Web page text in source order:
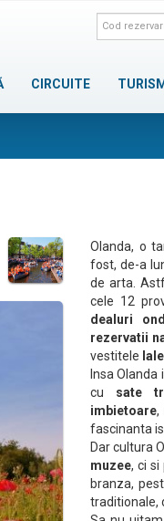
CIRCUITE
Olanda, o
fost, de-a
de arta.
cele 12
dealuri
rezervatii
vestitele
Insa
cu sate
imbietoare,
fascinanta
Dar cultura
muzee, ci si
branza,
traditionale,